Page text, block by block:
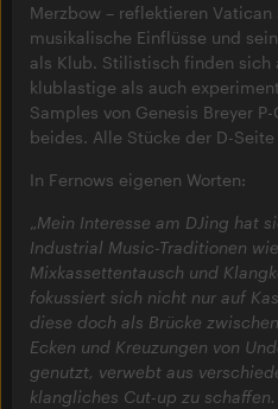
Merzbow – reflektieren
musikalische Einflüsse und
als Klub. Stilistisch finden sich
klublastige als auch
Samples von Genesis Breyer
beides. Alle Stücke der D-
In Fernows eigenen Worten:
„Mein Interesse am DJing hat
Industrial Music-Traditionen
Mixkassettentausch und
fokussiert sich nicht nur auf
diese doch als Brücke
Ecken und Kreuzungen von
genutzt, verwebt aus
klangliches Cut-up zu